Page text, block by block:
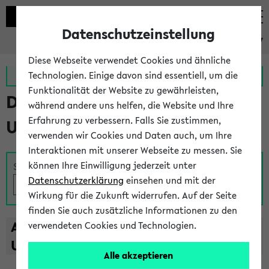
eKVV
Zur MeineUni App Zum MeineUni Portal
Das Lehrangebot der
Universität Bielefeld
Suche
A B C D E F G H I J K L M N O
U
V W X Y
Z
Datenschutzeinstellung
Diese Webseite verwendet Cookies und ähnliche
Technologien. Einige davon sind essentiell, um die
Funktionalität der Website zu gewährleisten,
während andere uns helfen, die Website und Ihre
Erfahrung zu verbessern. Falls Sie zustimmen,
verwenden wir Cookies und Daten auch, um Ihre
Interaktionen mit unserer Webseite zu messen. Sie
können Ihre Einwilligung jederzeit unter
Datenschutzerklärung einsehen und mit der
Wirkung für die Zukunft widerrufen. Auf der Seite
finden Sie auch zusätzliche Informationen zu den
verwendeten Cookies und Technologien.
Alle akzeptieren